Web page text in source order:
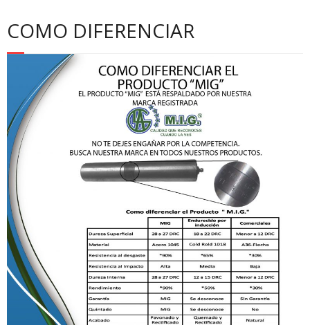
COMO DIFERENCIAR